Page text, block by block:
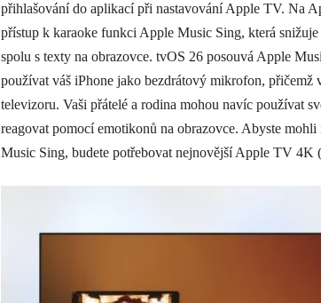
přihlašování do aplikací při nastavování Apple TV. Na
přístup k karaoke funkci Apple Music Sing, která
spolu s texty na obrazovce. tvOS 26 posouvá Apple
používat váš iPhone jako bezdrátový mikrofon, přičemž
televizoru. Vaši přátelé a rodina mohou navíc používat
reagovat pomocí emotikonů na obrazovce. Abyste
Music Sing, budete potřebovat nejnovější Apple TV 4K